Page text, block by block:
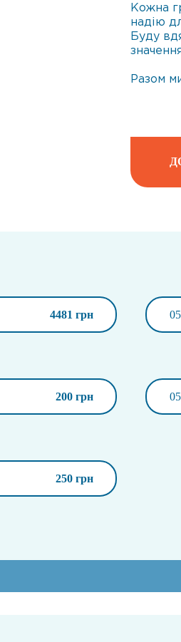
Кожна
надію
Буду
Разом
4481 грн
200 грн
250 грн